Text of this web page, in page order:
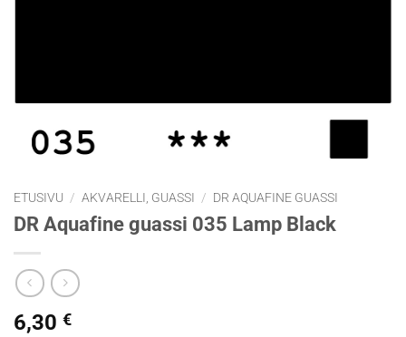
ETUSIVU / AKVARELLI, GUASSI / DR AQUAFINE GUASSI
DR Aquafine guassi 035 Lamp Black
6,30 €